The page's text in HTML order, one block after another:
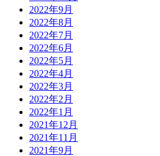
2022年9月
2022年8月
2022年7月
2022年6月
2022年5月
2022年4月
2022年3月
2022年2月
2022年1月
2021年12月
2021年11月
2021年9月